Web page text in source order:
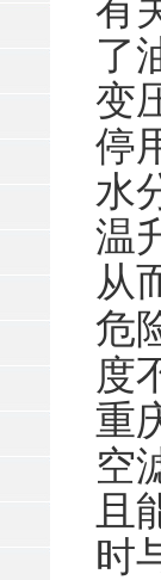
有
了
变
停
水
温
从
危
度
重
空
且
时